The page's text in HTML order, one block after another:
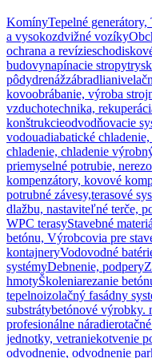
are
available
use
up
and
down
arrows
to
review
and
enter
to
go
to
the
desired
page.
Touch
device
users,
explore
by
touch
or
KomínyTepelné
a vysokozdvižné vozíky
ochrana a revízie
budovynapínacie stropy
pôdydrenážzábradlia
kovoobrábanie, výroba
vzduchotechnika,
konštrukcieodvodňovacie
vodouadiabatické
chladenie, chladenie
priemyselné potrubie,
kompenzátory, kovové
potrubné závesy,terasové
dlažbu, nastaviteľné terče,
WPC terasyStavebné
betónu, Výrobcovia pre
kontajneryVodovodné
systémyDebnenie, podpery
hmotyŠkoleniarezanie
tepelnoizolačný fasádny
substrátybetónové výrobky.
profesionálne náradie
jednotky, vetraniekotvenie
odvodnenie, odvodnenie